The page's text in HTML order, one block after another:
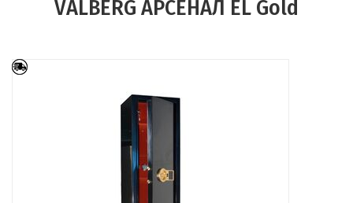
VALBERG АРСЕНАЛ EL Gold